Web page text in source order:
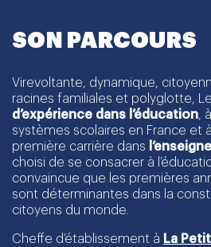
SON PARCOURS
Virevoltante, dynamique,
racines familiales et polyglotte,
d’expérience dans l’éducation,
systèmes scolaires en France et
première carrière dans
choisi de se consacrer à
convaincue que les premières
sont déterminantes dans la
citoyens du monde.
Cheffe d’établissement à La